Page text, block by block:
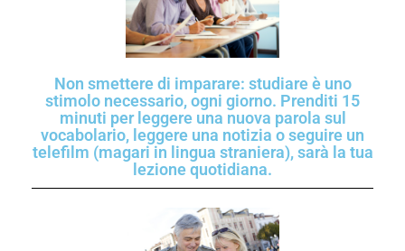
Non smettere di imparare: studiare è uno
stimolo necessario, ogni giorno. Prenditi 15
minuti per leggere una nuova parola sul
vocabolario, leggere una notizia o seguire un
telefilm (magari in lingua straniera), sarà la tua
lezione quotidiana.